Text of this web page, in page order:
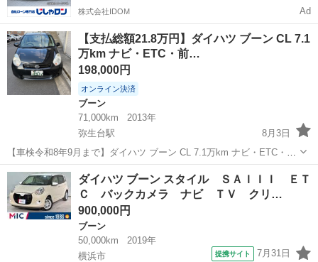
動格納ミラー ＣＶ
Ｔ （車検整備付）
能 ＥＴＣ キーフ
付）
株式会社IDOM Ad
【支払総額21.8万円】ダイハツ ブーン CL 7.1
万km ナビ・ETC・前…
198,000円
オンライン決済
ブーン
71,000km
2013年
弥生台駅
8月3日
【車検令和8年9月まで】ダイハツ ブーン CL 7.1万km ナビ・ETC・前
後ドラレコ付 ご覧いただきありがとうございます。 平成25年式
（2013年）のダイハツ ブーン CLです。 コンパクトで運転しやすく、
通勤・...
神奈川 横浜市 弥生台駅
ダイハツ ブーン スタイル ＳＡＩＩＩ ＥＴ
Ｃ バックカメラ ナビ ＴＶ クリ…
900,000円
ブーン
50,000km
2019年
横浜市
提携サイト 7月31日